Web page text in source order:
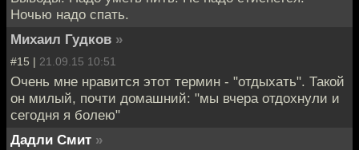
Ночью надо спать.
Михаил Гудков »
#15 | 21.09.15 10:51
Очень мне нравится этот термин - "отдыхать". Такой
он милый, почти домашний: "мы вчера отдохнули и
сегодня я болею"
Дадли Смит »